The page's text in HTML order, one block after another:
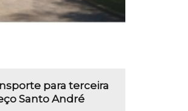
para terceira
Santo André